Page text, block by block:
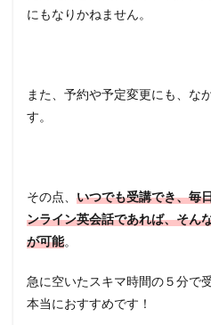
にもなりかねません。
また、予約や予定変更にも、な
す。
その点、 いつでも受講でき、毎
ンライン英会話であれば、そん
が可能。
急に空いたスキマ時間の５分で
本当におすすめです！